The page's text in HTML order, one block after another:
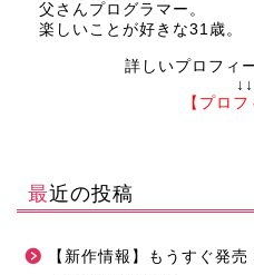
父さんプログラマー。
楽しいことが好きな31歳。
詳しいプロフィ
【プロフ
最近の投稿
【新作情報】もうすぐ発